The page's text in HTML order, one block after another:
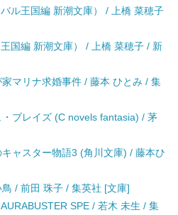
ル王国編 新潮文庫） / 上橋 菜穂子
国編 新潮文庫） / 上橋 菜穂子 / 新
マリナ求婚事件 / 藤本 ひとみ / 集
ブレイズ (C novels fantasia) / 茅
ャスター物語3 (角川文庫) / 藤本ひ
/ 前田 珠子 / 集英社 [文庫]
SPE / 若木 未生 / 集